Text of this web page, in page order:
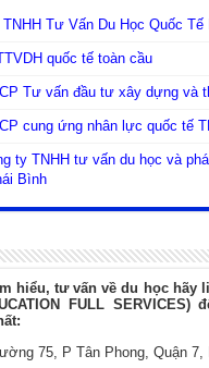
Tư Vấn Du Học Quốc Tế
quốc tế toàn cầu
Tư vấn đầu tư xây dựng và
cung ứng nhân lực quốc tế
ty TNHH tư vấn du học và
Bình
hiểu, tư vấn về du học hãy
FULL
75, P Tân Phong, Quận 7,